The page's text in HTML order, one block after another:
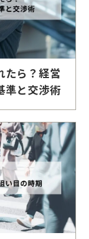
たら？経営
準と交渉術